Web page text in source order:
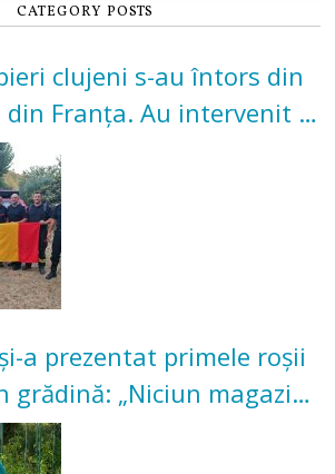
CATEGORY POSTS
clujeni s-au întors din
din Franța. Au intervenit la
vegetație și pădure
a prezentat primele roșii
grădină: „Niciun magazin
această satisfacție”